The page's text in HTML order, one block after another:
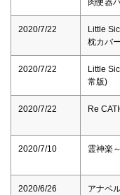
2020/7/22
Little
枕カバ
2020/7/22
Little
常版)
2020/7/22 Re
2020/7/10 霊神楽
2020/6/26
アナベ